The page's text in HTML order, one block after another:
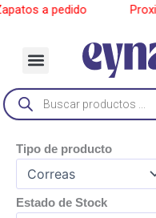
Ir
a pedido______
Menu
Búsqueda
de
productos
Tipo de producto
Estado de Stock